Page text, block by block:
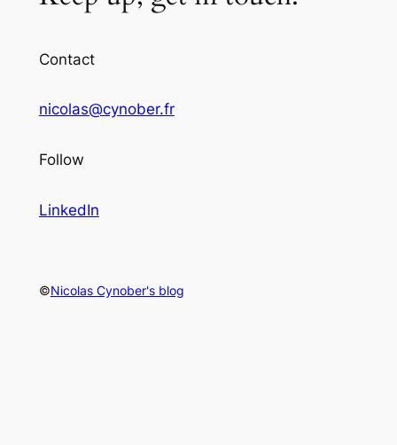
Contact
nicolas@cynober.fr
Follow
LinkedIn
©Nicolas Cynober's blog